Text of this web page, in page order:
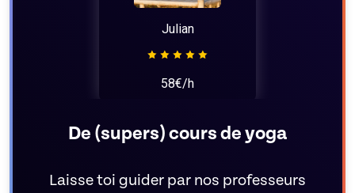
De (supers) cours de yoga
Laisse toi guider par nos professeurs
Julian
58€/h